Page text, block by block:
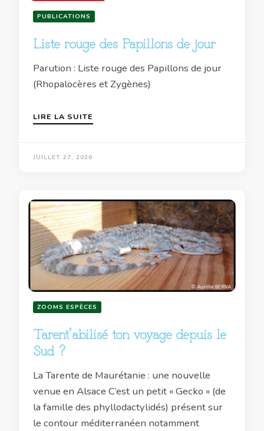
PUBLICATIONS
Liste rouge des Papillons de jour
Parution : Liste rouge des Papillons de jour
(Rhopalocères et Zygènes)
LIRE LA SUITE
JUILLET 27, 2026
ZOOMS ESPÈCES
Tarent’abilisé ton voyage depuis le
Sud ?
La Tarente de Maurétanie : une nouvelle
venue en Alsace C’est un petit « Gecko » (de
la famille des phyllodactylidés) présent sur
le contour méditerranéen notamment